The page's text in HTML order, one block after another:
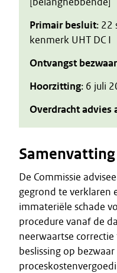
Primair besluit: 22
kenmerk UHT DC I
Ontvangst
Hoorzitting: 6 juli
Overdracht advies
Samenvatting
De Commissie
gegrond te verklaren
immateriële schade
procedure vanaf de
neerwaartse
beslissing op